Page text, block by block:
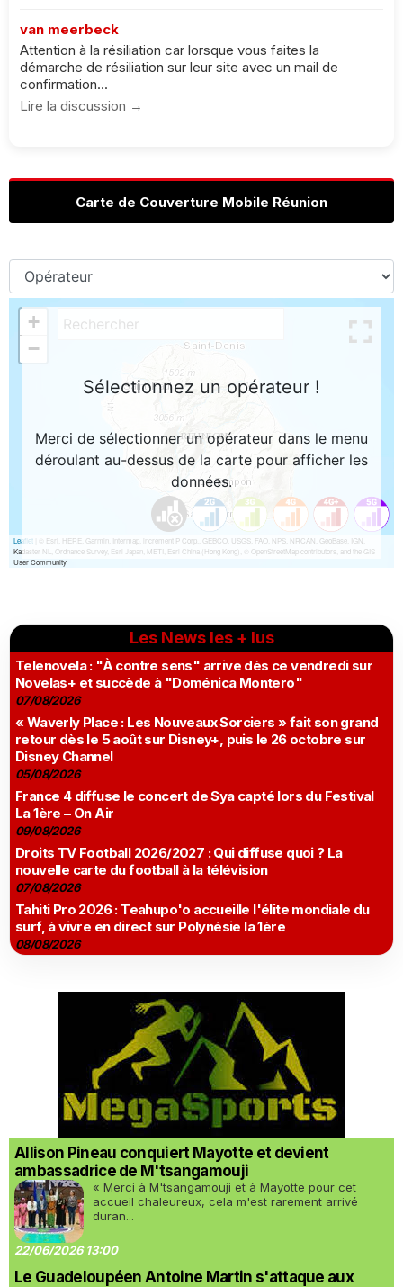
van meerbeck
Attention à la résiliation car lorsque vous faites la
démarche de résiliation sur leur site avec un mail de
confirmation...
Lire la discussion →
Carte de Couverture Mobile Réunion
Les News les + lus
Telenovela : "À contre sens" arrive dès ce vendredi sur
Novelas+ et succède à "Doménica Montero"
07/08/2026
« Waverly Place : Les Nouveaux Sorciers » fait son grand
retour dès le 5 août sur Disney+, puis le 26 octobre sur
Disney Channel
05/08/2026
France 4 diffuse le concert de Sya capté lors du Festival
La 1ère – On Air
09/08/2026
Droits TV Football 2026/2027 : Qui diffuse quoi ? La
nouvelle carte du football à la télévision
07/08/2026
Tahiti Pro 2026 : Teahupo'o accueille l'élite mondiale du
surf, à vivre en direct sur Polynésie la 1ère
08/08/2026
Allison Pineau conquiert Mayotte et devient
ambassadrice de M'tsangamouji
« Merci à M'tsangamouji et à Mayotte pour cet
accueil chaleureux, cela m'est rarement arrivé
duran...
22/06/2026 13:00
Le Guadeloupéen Antoine Martin s'attaque aux